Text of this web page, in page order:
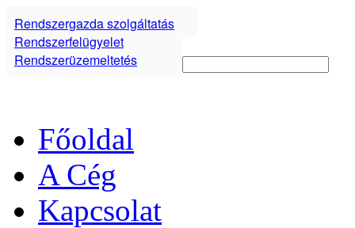
Rendszergazda szolgáltatás
Rendszerfelügyelet
Rendszerüzemeltetés
Főoldal
A Cég
Kapcsolat